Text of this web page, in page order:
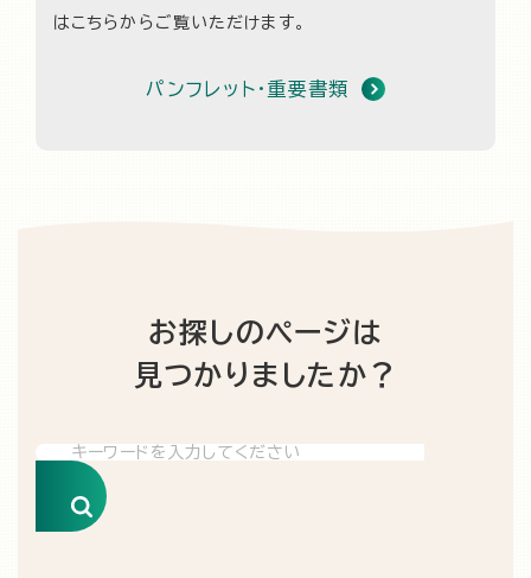
はこちらからご覧いただけます。
パンフレット・重要書類
お探しのページは
見つかりましたか？
検索